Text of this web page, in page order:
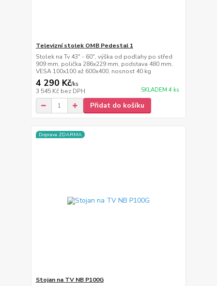
Televizní stolek OMB Pedestal 1
Stolek na Tv 43" - 60", výška od podlahy po střed
909 mm, polička 286x229 mm, podstava 480 mm,
VESA 100x100 až 600x400, nosnost 40 kg
4 290 Kč/ks
3 545 Kč bez DPH SKLADEM 4 ks
Přidat do košíku
Doprava ZDARMA
Stojan na TV NB P100G